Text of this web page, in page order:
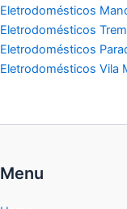
Eletrodomésticos
Eletrodomésticos
Eletrodomésticos
Eletrodomésticos Vila
Menu